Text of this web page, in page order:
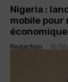
Nigeria :
mobile
Redaction 10